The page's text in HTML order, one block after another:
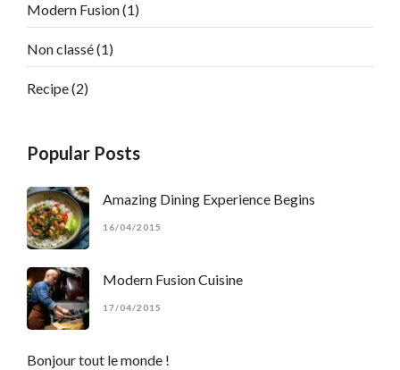
Modern Fusion(1)
Non classé(1)
Recipe(2)
Popular Posts
Amazing Dining Experience Begins
16/04/2015
Modern Fusion Cuisine
17/04/2015
Bonjour tout le monde !